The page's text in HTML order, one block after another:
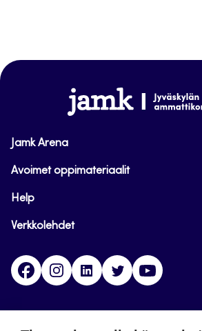
www.jamk.fi
Jamk Arena
Avoimet oppimateriaalit
Help
Verkkolehdet
FacebookInstagramLinkedinTwitter